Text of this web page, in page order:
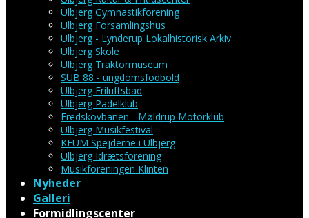
Ulbjerg Gymnastikforening
Ulbjerg Forsamlingshus
Ulbjerg - Lynderup Lokalhistorisk Arkiv
Ulbjerg Skole
Ulbjerg Traktormuseum
SUB 88 - ungdomsfodbold
Ulbjerg Friluftsbad
Ulbjerg Padelklub
Fredskovbanen - Møldrup Motorklub
Ulbjerg Musikfestival
KFUM Spejderne i Ulbjerg
Ulbjerg Idrætsforening
Musikforeningen Klinten
Nyheder
Galleri
Formidlingscenter